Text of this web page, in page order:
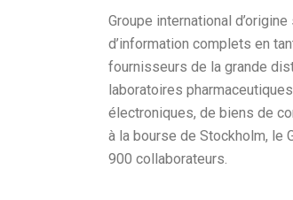
Groupe international
d’information complets en
fournisseurs de la grande
laboratoires
électroniques, de biens de
à la bourse de Stockholm, le
900 collaborateurs.